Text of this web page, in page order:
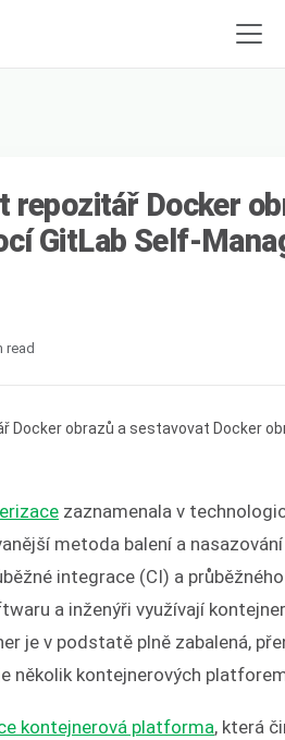
repozitář Docker
GitLab Self-
read
zaznamenala v
metoda balení a
integrace (CI) a
a inženýři využívají
je v podstatě plně zabalená,
několik kontejnerových
kontejnerová platforma, která